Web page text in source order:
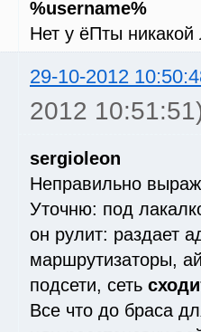
%username%
Нет у ёПты никакой
29-10-2012
2012
sergioleon
Неправильно
Уточню: под
он рулит: раздает
маршрутизаторы,
подсети, сеть
Все что до браса